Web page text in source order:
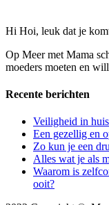
Hi Hoi, leuk dat je
Op Meer met Mama
moeders moeten en
Recente berichten
Veiligheid in
Een gezellig en
Zo kun je een
Alles wat je als
Waarom is
ooit?